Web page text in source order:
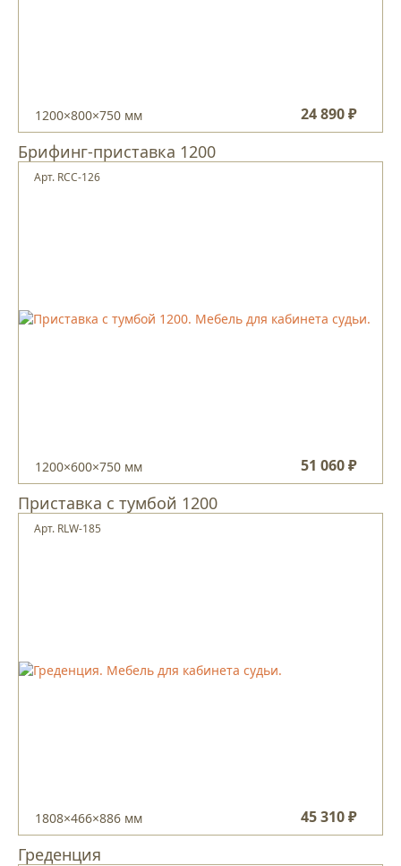
1200×800×750 мм 24 890 ₽
Брифинг-приставка 1200
1200×600×750 мм 51 060 ₽
Арт. RCC-126
Приставка с тумбой 1200
1808×466×886 мм 45 310 ₽
Арт. RLW-185
Греденция